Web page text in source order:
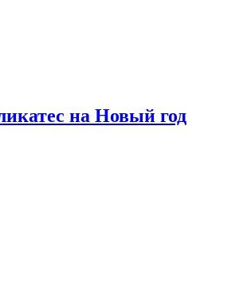
на Новый год